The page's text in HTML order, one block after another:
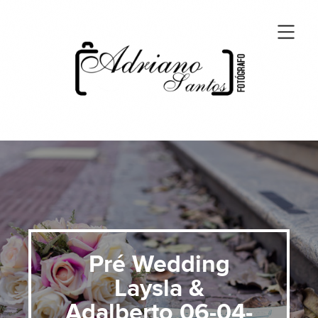
Pré Wedding
Laysla &